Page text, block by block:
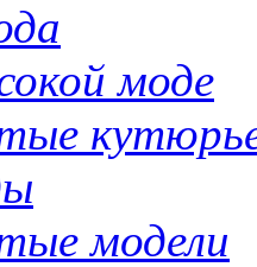
моде
модели